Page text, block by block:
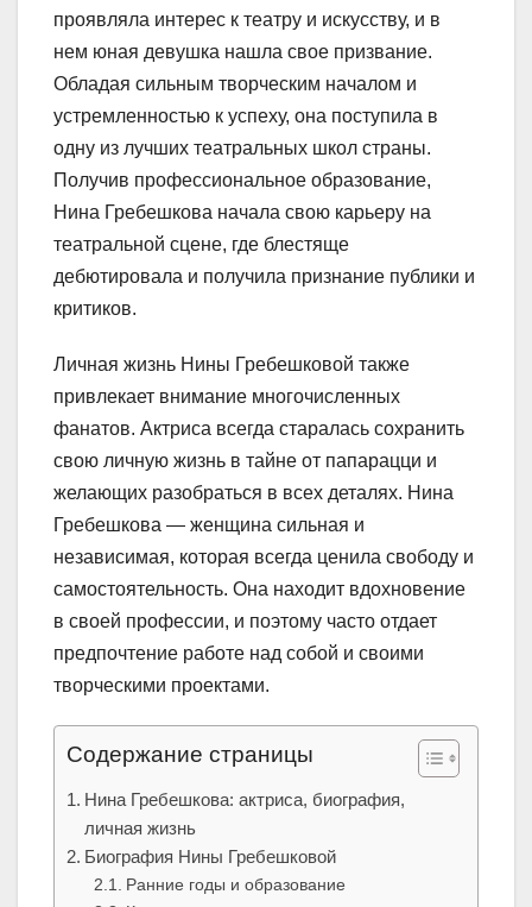
проявляла интерес к театру и искусству, и в
нем юная девушка нашла свое призвание.
Обладая сильным творческим началом и
устремленностью к успеху, она поступила в
одну из лучших театральных школ страны.
Получив профессиональное образование,
Нина Гребешкова начала свою карьеру на
театральной сцене, где блестяще
дебютировала и получила признание публики и
критиков.
Личная жизнь Нины Гребешковой также
привлекает внимание многочисленных
фанатов. Актриса всегда старалась сохранить
свою личную жизнь в тайне от папарацци и
желающих разобраться в всех деталях. Нина
Гребешкова — женщина сильная и
независимая, которая всегда ценила свободу и
самостоятельность. Она находит вдохновение
в своей профессии, и поэтому часто отдает
предпочтение работе над собой и своими
творческими проектами.
Содержание страницы
Нина Гребешкова: актриса, биография,
личная жизнь
Биография Нины Гребешковой
Ранние годы и образование